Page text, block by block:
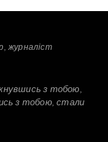
журналіст
з тобою,
з тобою, стали